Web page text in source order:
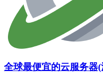
全球最便宜的云服务器